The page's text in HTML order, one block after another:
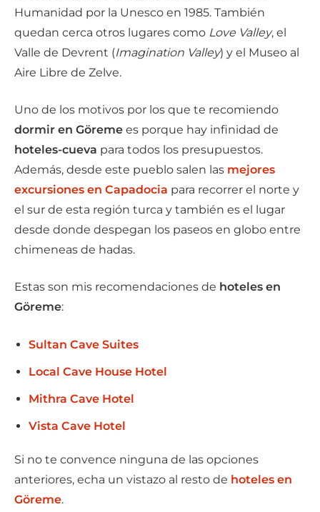
Humanidad por la Unesco en 1985. También
quedan cerca otros lugares como Love Valley, el
Valle de Devrent (Imagination Valley) y el Museo al
Aire Libre de Zelve.
Uno de los motivos por los que te recomiendo
dormir en Göreme es porque hay infinidad de
hoteles-cueva para todos los presupuestos.
Además, desde este pueblo salen las mejores
excursiones en Capadocia para recorrer el norte y
el sur de esta región turca y también es el lugar
desde donde despegan los paseos en globo entre
chimeneas de hadas.
Estas son mis recomendaciones de hoteles en
Göreme:
Sultan Cave Suites
Local Cave House Hotel
Mithra Cave Hotel
Vista Cave Hotel
Si no te convence ninguna de las opciones
anteriores, echa un vistazo al resto de hoteles en
Göreme.